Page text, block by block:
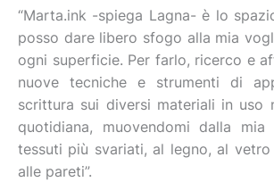
“Marta.ink -spiega Lagna- è lo
posso dare libero sfogo alla mia
ogni superficie. Per farlo, ricerco e
nuove tecniche e strumenti di
scrittura sui diversi materiali in uso
quotidiana, muovendomi dalla
tessuti più svariati, al legno, al
alle pareti”.